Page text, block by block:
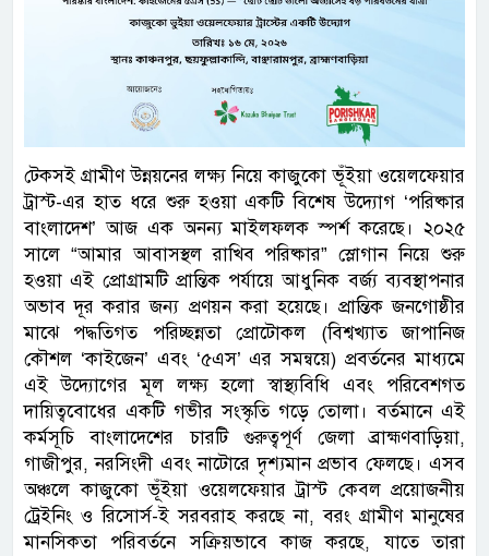
টেকসই গ্রামীণ উন্নয়নের লক্ষ্য নিয়ে কাজুকো ভূঁইয়া ওয়েলফেয়ার
ট্রাস্ট-এর হাত ধরে শুরু হওয়া একটি বিশেষ উদ্যোগ ‘পরিষ্কার
বাংলাদেশ’ আজ এক অনন্য মাইলফলক স্পর্শ করেছে। ২০২৫
সালে “আমার আবাসস্থল রাখিব পরিষ্কার” স্লোগান নিয়ে শুরু
হওয়া এই প্রোগ্রামটি প্রান্তিক পর্যায়ে আধুনিক বর্জ্য ব্যবস্থাপনার
অভাব দূর করার জন্য প্রণয়ন করা হয়েছে। প্রান্তিক জনগোষ্ঠীর
মাঝে পদ্ধতিগত পরিচ্ছন্নতা প্রোটোকল (বিশ্বখ্যাত জাপানিজ
কৌশল ‘কাইজেন’ এবং ‘৫এস’ এর সমন্বয়ে) প্রবর্তনের মাধ্যমে
এই উদ্যোগের মূল লক্ষ্য হলো স্বাস্থ্যবিধি এবং পরিবেশগত
দায়িত্ববোধের একটি গভীর সংস্কৃতি গড়ে তোলা। বর্তমানে এই
কর্মসূচি বাংলাদেশের চারটি গুরুত্বপূর্ণ জেলা ব্রাহ্মণবাড়িয়া,
গাজীপুর, নরসিংদী এবং নাটোরে দৃশ্যমান প্রভাব ফেলছে। এসব
অঞ্চলে কাজুকো ভূঁইয়া ওয়েলফেয়ার ট্রাস্ট কেবল প্রয়োজনীয়
ট্রেইনিং ও রিসোর্স-ই সরবরাহ করছে না, বরং গ্রামীণ মানুষের
মানসিকতা পরিবর্তনে সক্রিয়ভাবে কাজ করছে, যাতে তারা